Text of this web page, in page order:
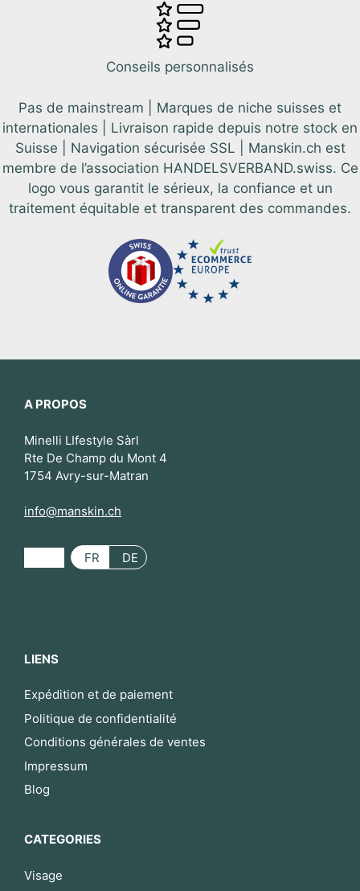
Conseils personnalisés
Pas de mainstream | Marques de niche suisses et
internationales | Livraison rapide depuis notre stock en
Suisse | Navigation sécurisée SSL | Manskin.ch est
membre de l’association HANDELSVERBAND.swiss. Ce
logo vous garantit le sérieux, la confiance et un
traitement équitable et transparent des commandes.
A PROPOS
Minelli LIfestyle Sàrl
Rte De Champ du Mont 4
1754 Avry-sur-Matran
info@manskin.ch
FR DE
LIENS
Expédition et de paiement
Politique de confidentialité
Conditions générales de ventes
Impressum
Blog
CATEGORIES
Visage